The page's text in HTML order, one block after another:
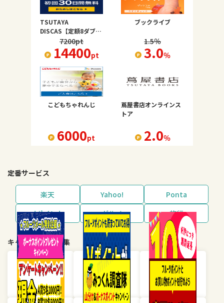
TSUTAYA
DISCAS【定額8ダブ
7200pt
14400pt
ブックライブ
1.5％
3.0％
こどもちゃれんじ
6000pt
蔦屋書店オンラインス
トア
2.0％
定番サービス
楽天 Yahoo!
Ponta
dポイント
グルメ 旅行
キャンペーン・特集